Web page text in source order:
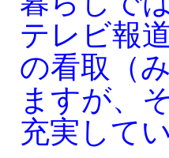
テレビ報
の看取（
ますが、
充実して